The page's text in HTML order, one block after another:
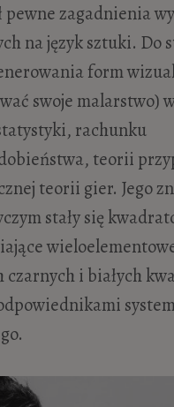
pewne zagadnienia
na język sztuki. Do
form
swoje malarstwo)
rachunku
teorii
teorii gier. Jego
stały się
czarnych i białych